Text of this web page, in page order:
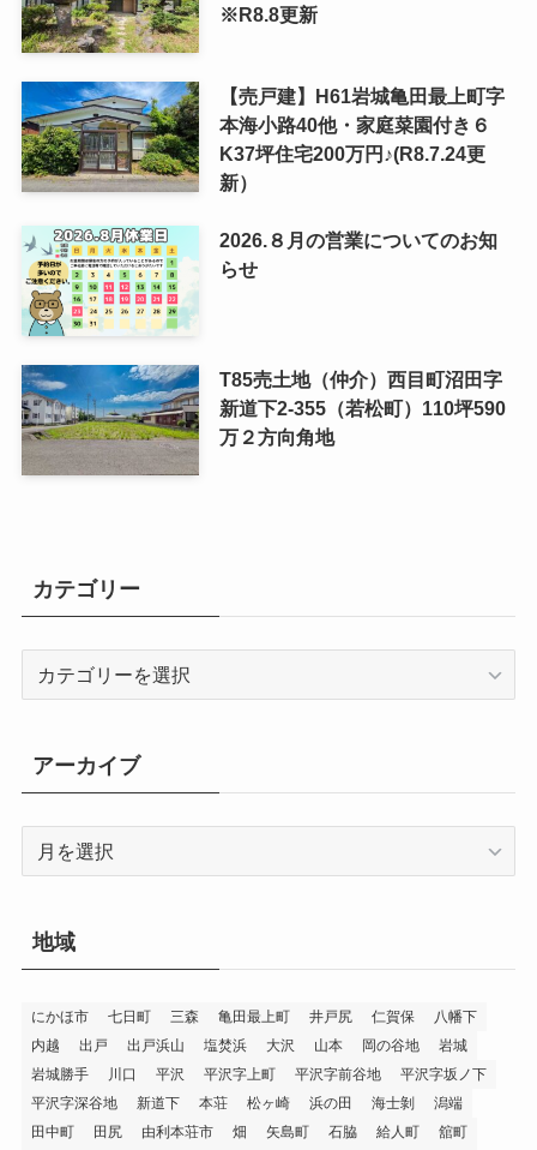
※R8.8更新
【売戸建】H61岩城亀田最上町字
本海小路40他・家庭菜園付き６
K37坪住宅200万円♪(R8.7.24更
新）
2026.８月の営業についてのお知
らせ
T85売土地（仲介）西目町沼田字
新道下2-355（若松町）110坪590
万２方向角地
カテゴリー
リ
ー
アーカイブ
イ
地域
にかほ市 七日町 三森 亀田最上町 井戸尻 仁賀保
八幡下
内越
出戸 出戸浜山 塩焚浜 大沢 山本 岡の谷地
岩城
岩城勝手
川口 平沢 平沢字上町 平沢字前谷地
平沢字坂ノ下
平沢字深谷地
新道下 本荘 松ヶ崎 浜の田 海士剝
潟端
田中町
田尻 由利本荘市 畑 矢島町 石脇 給人町 舘町